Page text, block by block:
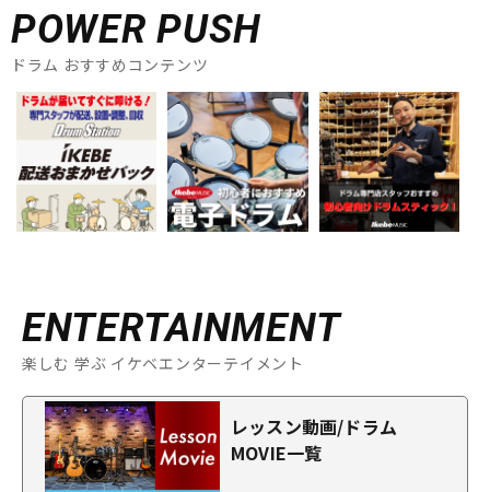
POWER PUSH
ドラム おすすめコンテンツ
ENTERTAINMENT
楽しむ 学ぶ イケベエンターテイメント
レッスン動画/ドラム
MOVIE一覧